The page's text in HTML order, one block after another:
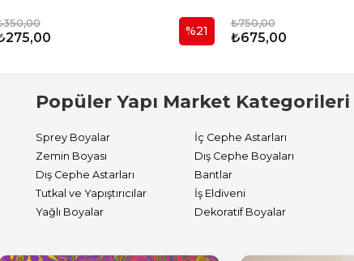
%21
₺750,00
₺675,00
Popüler Yapı Market Kategorileri
Sprey Boyalar İç Cephe Astarları
Zemin Boyası
Dış Cephe Boyaları
Dış Cephe Astarları
Bantlar
Tutkal ve Yapıştırıcılar
İş Eldiveni
Yağlı Boyalar
Dekoratif Boyalar